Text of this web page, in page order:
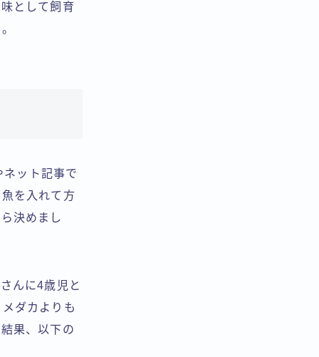
として飼育
ット記事で
を入れて方
決めまし
んに4歳児と
ダカよりも
果、以下の